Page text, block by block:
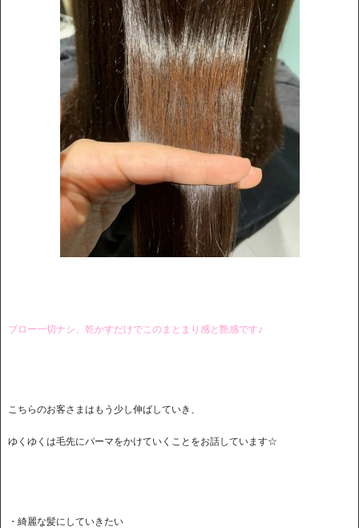
ブロー一切ナシ、乾かすだけでこのまとまり感と艶感です♪
こちらのお客さまはもう少し伸ばしていき、
ゆくゆくは毛先にパーマをかけていくことをお話しています☆
・綺麗な髪にしていきたい